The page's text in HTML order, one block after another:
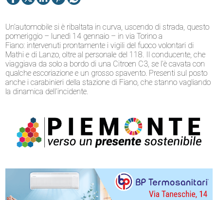
Un’automobile si è ribaltata in curva, uscendo di strada, questo
pomeriggio – lunedì 14 gennaio – in via Torino a
Fiano: intervenuti prontamente i vigili del fuoco volontari di
Mathi e di Lanzo, oltre al personale del 118. Il conducente, che
viaggiava da solo a bordo di una Citroen C3, se l’è cavata con
qualche escoriazione e un grosso spavento. Presenti sul posto
anche i carabinieri della stazione di Fiano, che stanno vagliando
la dinamica dell’incidente.